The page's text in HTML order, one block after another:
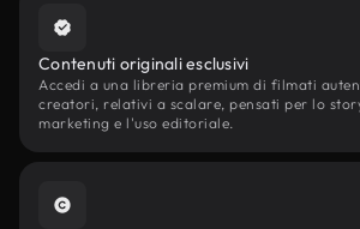
Contenuti originali esclusivi
Accedi a una libreria premium di filmati
creatori, relativi a scalare, pensati per lo
marketing e l'uso editoriale.